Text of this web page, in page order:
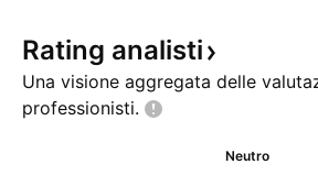
Rating analisti
Una visione aggregata delle
professionisti.
Neutro